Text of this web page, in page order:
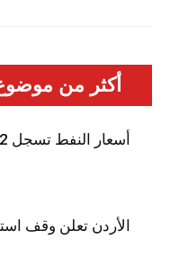
أكثر من
أسعار النفط تسجل 85.12 دولار للبرميل
الأردن تعلن وقف